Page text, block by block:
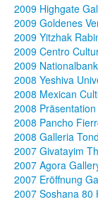
2009 Highgate
2009 Goldenes
2009 Yitzhak
2009 Centro
2009
2008 Yeshiva
2008 Mexican
2008
2008 Pancho
2008 Galleria
2007 Givatayim
2007 Agora
2007 Eröffnung
2007 Soshana 80